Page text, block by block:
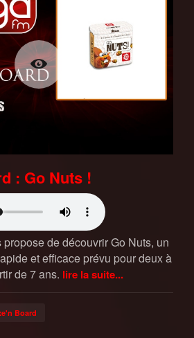
: Go Nuts !
de découvrir Go Nuts, un
et efficace prévu pour deux à
de 7 ans. lire la suite...
Board